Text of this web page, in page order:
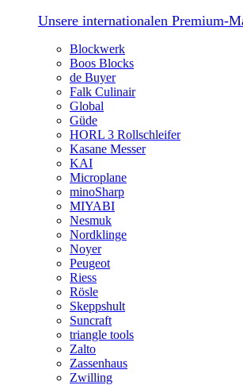
Unsere internationalen Premium-
Blockwerk
Boos Blocks
de Buyer
Falk Culinair
Global
Güde
HORL 3 Rollschleifer
Kasane Messer
KAI
Microplane
minoSharp
MIYABI
Nesmuk
Nordklinge
Noyer
Peugeot
Riess
Rösle
Skeppshult
Suncraft
triangle tools
Zalto
Zassenhaus
Zwilling